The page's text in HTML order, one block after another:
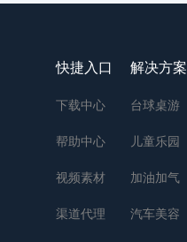
快捷入口
下载中心
帮助中心
视频素材
渠道代理
解决方案
台球桌游
儿童乐园
加油加气
汽车美容